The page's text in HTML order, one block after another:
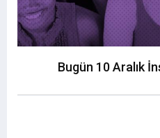
Bugün 10 Aralık